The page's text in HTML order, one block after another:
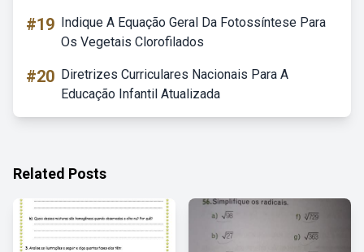
#19 Indique A Equação Geral Da Fotossíntese Para
Os Vegetais Clorofilados
#20 Diretrizes Curriculares Nacionais Para A
Educação Infantil Atualizada
Related Posts